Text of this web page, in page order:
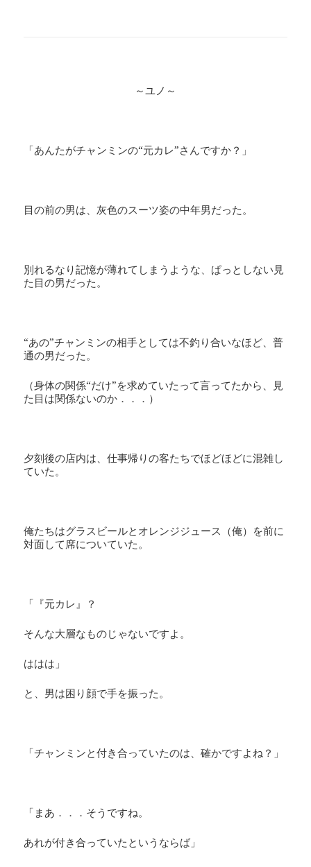
～ユノ～
「あんたがチャンミンの“元カレ”さんですか？」
目の前の男は、灰色のスーツ姿の中年男だった。
別れるなり記憶が薄れてしまうような、ぱっとしない見
た目の男だった。
“あの”チャンミンの相手としては不釣り合いなほど、普
通の男だった。
（身体の関係“だけ”を求めていたって言ってたから、見
た目は関係ないのか．．．）
夕刻後の店内は、仕事帰りの客たちでほどほどに混雑し
ていた。
俺たちはグラスビールとオレンジジュース（俺）を前に
対面して席についていた。
「『元カレ』？
そんな大層なものじゃないですよ。
ははは」
と、男は困り顔で手を振った。
「チャンミンと付き合っていたのは、確かですよね？」
「まあ．．．そうですね。
あれが付き合っていたというならば」